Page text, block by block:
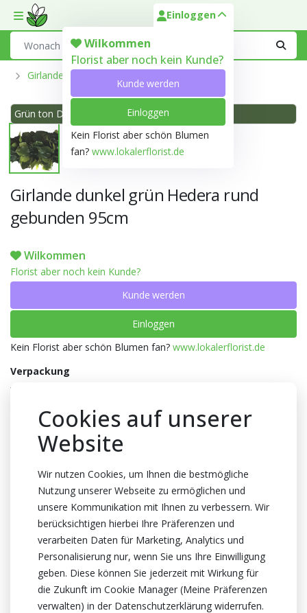
Toggle mobile menu
Einloggen
Wilkommen
Florist aber noch kein Kunde?
Kunde werden
Einloggen
Kein Florist aber schön Blumen
fan? www.lokalerflorist.de
Girlande
Grün ton Dunkel grün 137A
Girlande dunkel grün Hedera rund
gebunden 95cm
Wilkommen
Florist aber noch kein Kunde?
Kunde werden
Einloggen
Kein Florist aber schön Blumen fan? www.lokalerflorist.de
Verpackung
Wanne
Anzahl pro Wanne
Dunkel grün
Stiellenge
Züchter
Grombein
Zertifikat
Kein Zertifikate
Cookies auf unserer
Website
Wir nutzen Cookies, um Ihnen die bestmögliche
Nutzung unserer Webseite zu ermöglichen und
unsere Kommunikation mit Ihnen zu verbessern. Wir
berücksichtigen hierbei Ihre Präferenzen und
verarbeiten Daten für Marketing, Analytics und
Personalisierung nur, wenn Sie uns Ihre Einwilligung
geben. Diese können Sie jederzeit mit Wirkung für
die Zukunft im Cookie Manager (Meine Präferenzen
verwalten) in der Datenschutzerklärung widerrufen.